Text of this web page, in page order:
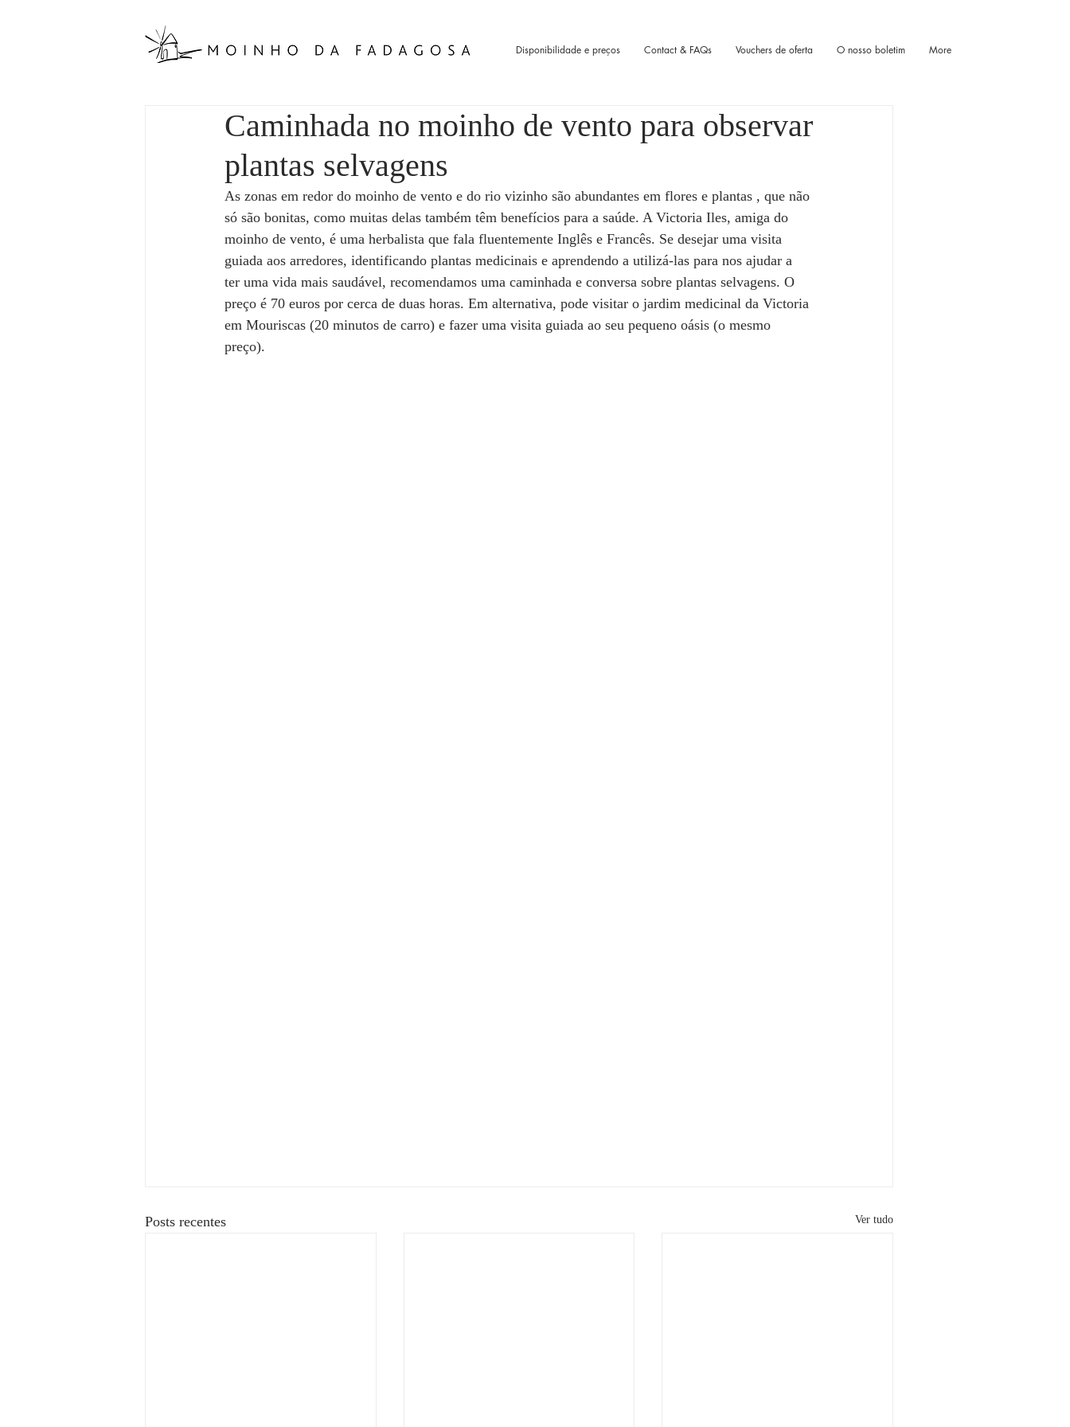
Disponibilidade e preços Contact & FAQs Vouchers de oferta O nosso boletim More
Caminhada no moinho de vento para observar
plantas selvagens
As zonas em redor do moinho de vento e do rio vizinho são abundantes em flores e plantas , que não
só são bonitas, como muitas delas também têm benefícios para a saúde. A Victoria Iles, amiga do
moinho de vento, é uma herbalista que fala fluentemente Inglês e Francês. Se desejar uma visita
guiada aos arredores, identificando plantas medicinais e aprendendo a utilizá-las para nos ajudar a
ter uma vida mais saudável, recomendamos uma caminhada e conversa sobre plantas selvagens. O
preço é 70 euros por cerca de duas horas. Em alternativa, pode visitar o jardim medicinal da Victoria
em Mouriscas (20 minutos de carro) e fazer uma visita guiada ao seu pequeno oásis (o mesmo
preço).
Posts recentes Ver tudo